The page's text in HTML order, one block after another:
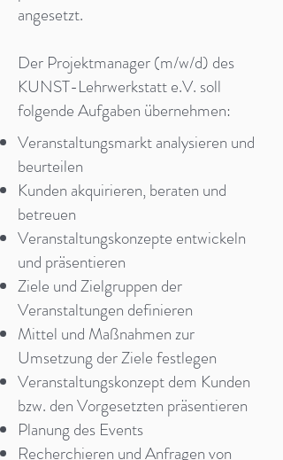
angesetzt.
Der Projektmanager (m/w/d) des
KUNST-Lehrwerkstatt e.V. soll
folgende Aufgaben übernehmen:
Veranstaltungsmarkt analysieren und
beurteilen
Kunden akquirieren, beraten und
betreuen
Veranstaltungskonzepte entwickeln
und präsentieren
Ziele und Zielgruppen der
Veranstaltungen definieren
Mittel und Maßnahmen zur
Umsetzung der Ziele festlegen
Veranstaltungskonzept dem Kunden
bzw. den Vorgesetzten präsentieren
Planung des Events
Recherchieren und Anfragen von